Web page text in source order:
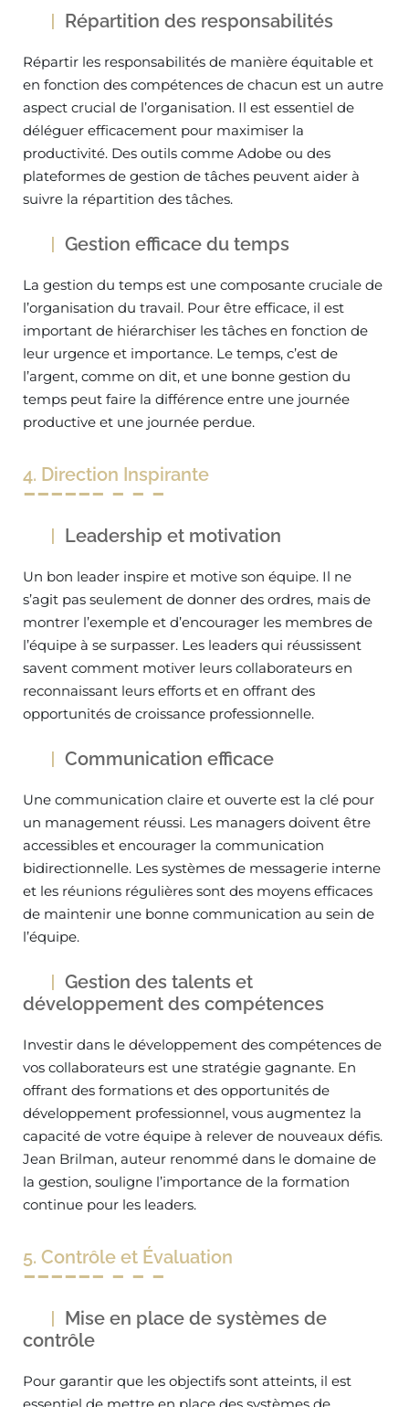
Répartition des responsabilités
Répartir les responsabilités de manière équitable et
en fonction des compétences de chacun est un autre
aspect crucial de l’organisation. Il est essentiel de
déléguer efficacement pour maximiser la
productivité. Des outils comme Adobe ou des
plateformes de gestion de tâches peuvent aider à
suivre la répartition des tâches.
Gestion efficace du temps
La gestion du temps est une composante cruciale de
l’organisation du travail. Pour être efficace, il est
important de hiérarchiser les tâches en fonction de
leur urgence et importance. Le temps, c’est de
l’argent, comme on dit, et une bonne gestion du
temps peut faire la différence entre une journée
productive et une journée perdue.
4. Direction Inspirante
Leadership et motivation
Un bon leader inspire et motive son équipe. Il ne
s’agit pas seulement de donner des ordres, mais de
montrer l’exemple et d’encourager les membres de
l’équipe à se surpasser. Les leaders qui réussissent
savent comment motiver leurs collaborateurs en
reconnaissant leurs efforts et en offrant des
opportunités de croissance professionnelle.
Communication efficace
Une communication claire et ouverte est la clé pour
un management réussi. Les managers doivent être
accessibles et encourager la communication
bidirectionnelle. Les systèmes de messagerie interne
et les réunions régulières sont des moyens efficaces
de maintenir une bonne communication au sein de
l’équipe.
Gestion des talents et
développement des compétences
Investir dans le développement des compétences de
vos collaborateurs est une stratégie gagnante. En
offrant des formations et des opportunités de
développement professionnel, vous augmentez la
capacité de votre équipe à relever de nouveaux défis.
Jean Brilman, auteur renommé dans le domaine de
la gestion, souligne l’importance de la formation
continue pour les leaders.
5. Contrôle et Évaluation
Mise en place de systèmes de
contrôle
Pour garantir que les objectifs sont atteints, il est